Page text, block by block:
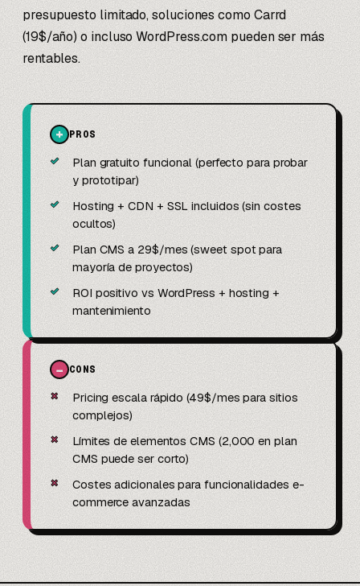
presupuesto limitado, soluciones como Carrd
(19$/año) o incluso WordPress.com pueden ser más
rentables.
+ PROS
✓
Plan gratuito funcional (perfecto para probar
y prototipar)
✓
Hosting + CDN + SSL incluidos (sin costes
ocultos)
✓
Plan CMS a 29$/mes (sweet spot para
mayoría de proyectos)
✓
ROI positivo vs WordPress + hosting +
mantenimiento
− CONS
✗
Pricing escala rápido (49$/mes para sitios
complejos)
✗
Límites de elementos CMS (2,000 en plan
CMS puede ser corto)
✗
Costes adicionales para funcionalidades e-
commerce avanzadas